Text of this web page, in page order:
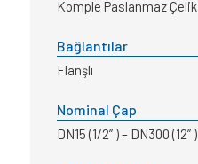
Komple Paslanmaz Çelik
Bağlantılar
Flanşlı
Nominal Çap
DN15 (1/2” ) – DN300 (12” )